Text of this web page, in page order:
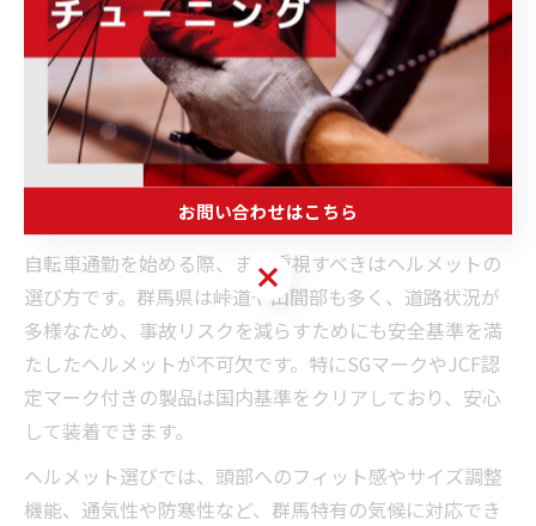
ヘルメットや保険など通勤時の装
備は何が必須か徹底整理
自転車通勤で必須のヘルメット選びのポイント
自転車通勤を始める際、まず重視すべきはヘルメットの
選び方です。群馬県は峠道や山間部も多く、道路状況が
多様なため、事故リスクを減らすためにも安全基準を満
たしたヘルメットが不可欠です。特にSGマークやJCF認
定マーク付きの製品は国内基準をクリアしており、安心
して装着できます。
ヘルメット選びでは、頭部へのフィット感やサイズ調整
機能、通気性や防寒性など、群馬特有の気候に対応でき
お問い合わせはこちら
お問い合わせはこちら